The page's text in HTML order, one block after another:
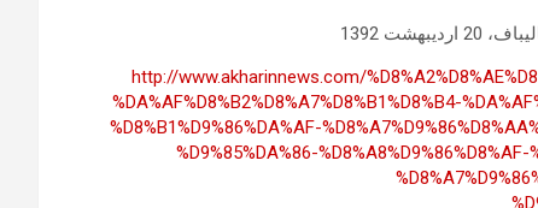
1392
http://www.akharinnews.com/
%DA%AF%D8%B2%D8%A7%D8%B1%D8%B4-
%D8%B1%D9%86%DA%AF-
%D9%85%DA%86-